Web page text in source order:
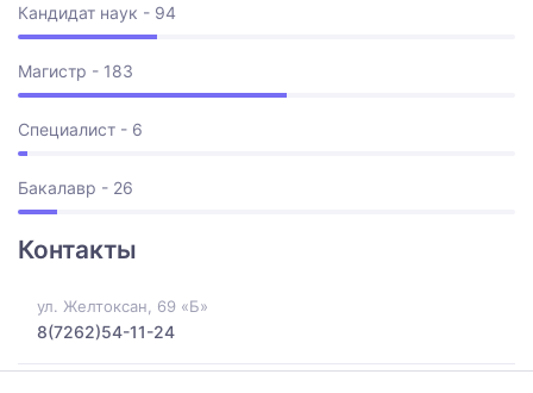
Кандидат наук - 94
Магистр - 183
Специалист - 6
Бакалавр - 26
Контакты
ул. Желтоксан, 69 «Б»
8(7262)54-11-24